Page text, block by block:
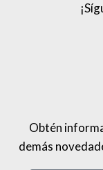
Obtén
demás